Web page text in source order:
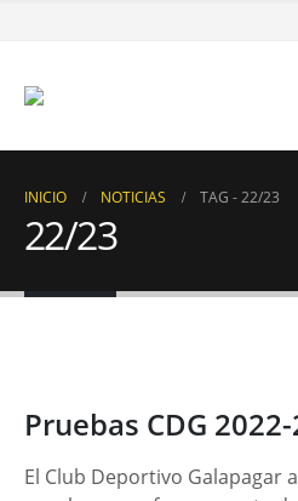
INICIO NOTICIAS TAG -22/23
22/23
Pruebas CDG
El Club Deportivo Galapagar